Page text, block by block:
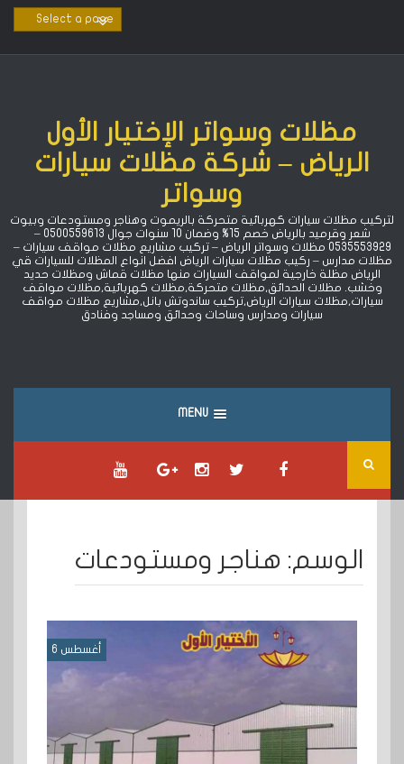
مظلات وسواتر الإختيار الأول
الرياض – شركة مظلات سيارات
وسواتر
لتركيب مظلات سيارات كهربائية متحركة بالريموت وهناجر ومستودعات وبيوت
شعر وقرميد بالرياض خصم 15% ‏وضمان 10 سنوات جوال 0500559613 –
0535553929 مظلات وسواتر الرياض – تركيب مشاريع مظلات مواقف سيارات –
مظلات مدارس – ركيب مظلات سيارات الرياض افضل انواع المظلات للسيارات قي
الرياض مظلة خارجية لمواقف السيارات منها مظلات قماش ومظلات حديد
وخشب. مظلات الحدائق,مظلات متحركة,مظلات كهربائية,مظلات مواقف
سيارات,مظلات سيارات الرياض,تركيب ساندوتش بانل,مشاريع مظلات مواقف
سيارات ومدارس وساحات وحدائق ومساجد وفنادق
MENU
الوسم: هناجر ومستودعات
أغسطس 6